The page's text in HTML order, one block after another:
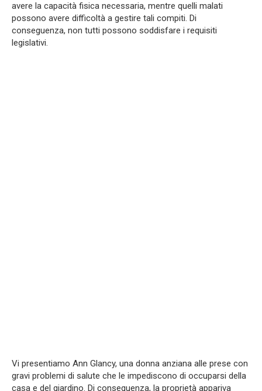
avere la capacità fisica necessaria, mentre quelli malati
possono avere difficoltà a gestire tali compiti. Di
conseguenza, non tutti possono soddisfare i requisiti
legislativi.
Vi presentiamo Ann Glancy, una donna anziana alle prese con
gravi problemi di salute che le impediscono di occuparsi della
casa e del giardino. Di conseguenza, la proprietà appariva